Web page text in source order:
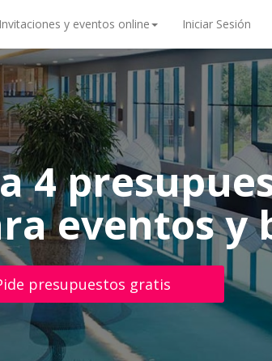
Invitaciones y eventos online Iniciar Sesión
4
eventos y
presupuestos gratis